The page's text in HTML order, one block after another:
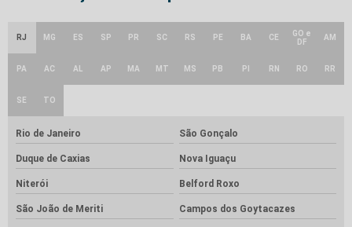
RJ MG ES SP PR SC RS PE BA CE
GO e
DF
AM
PA AC AL AP MA MT MS PB PI RN RO RR
SE TO
Rio de Janeiro São Gonçalo
Duque de Caxias Nova Iguaçu
Niterói Belford Roxo
São João de Meriti Campos dos Goytacazes